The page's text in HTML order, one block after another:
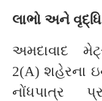
લાભો અને
અમદાવાદ
2(A) શહેરના
નોંધપાત્ર